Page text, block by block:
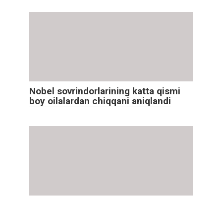
Nobel sovrindorlarining katta qismi
boy oilalardan chiqqani aniqlandi